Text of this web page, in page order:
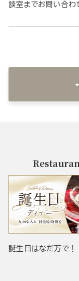
談室までお問い合わ
誕生日はなだ万で！